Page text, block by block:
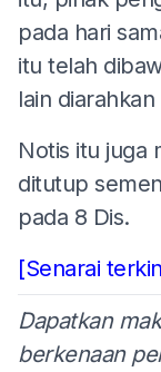
pada hari
itu telah
lain
Notis itu juga
ditutup
pada 8 Dis.
[Senarai
Dapatkan
berkenaan